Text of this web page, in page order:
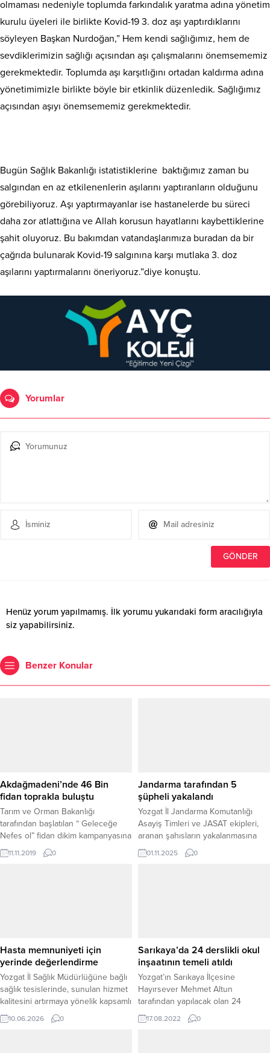
olmaması nedeniyle toplumda farkındalık yaratma adına yönetim
kurulu üyeleri ile birlikte Kovid-19 3. doz aşı yaptırdıklarını
söyleyen Başkan Nurdoğan,” Hem kendi sağlığımız, hem de
sevdiklerimizin sağlığı açısından aşı çalışmalarını önemsememiz
gerekmektedir. Toplumda aşı karşıtlığını ortadan kaldırma adına
yönetimimizle birlikte böyle bir etkinlik düzenledik. Sağlığımız
açısından aşıyı önemsememiz gerekmektedir.
Bugün Sağlık Bakanlığı istatistiklerine baktığımız zaman bu
salgından en az etkilenenlerin aşılarını yaptıranların olduğunu
görebiliyoruz. Aşı yaptırmayanlar ise hastanelerde bu süreci
daha zor atlattığına ve Allah korusun hayatlarını kaybettiklerine
şahit oluyoruz. Bu bakımdan vatandaşlarımıza buradan da bir
çağrıda bulunarak Kovid-19 salgınına karşı mutlaka 3. doz
aşılarını yaptırmalarını öneriyoruz.”diye konuştu.
Yorumlar
Henüz yorum yapılmamış. İlk yorumu yukarıdaki form aracılığıyla
siz yapabilirsiniz.
Benzer Konular
Akdağmadeni’nde 46 Bin
fidan toprakla buluştu
Tarım ve Orman Bakanlığı
tarafından başlatılan “ Geleceğe
Nefes ol” fidan dikim kampanyasına
Akdağmadeni İlçesinde 46 Bin
fidan dikimi yapılarak destek
11.11.2019 0
Jandarma tarafından 5
şüpheli yakalandı
Yozgat İl Jandarma Komutanlığı
Asayiş Timleri ve JASAT ekipleri,
aranan şahısların yakalanmasına
yönelik yürüttüğü çalışmalar
kapsamında önemli operasyonlara
bulunan N.K.’yi Yerköy ilçesinde...
01.11.2025 0
Hasta memnuniyeti için
yerinde değerlendirme
Yozgat İl Sağlık Müdürlüğüne bağlı
sağlık tesislerinde, sunulan hizmet
kalitesini artırmaya yönelik kapsamlı
denetimler gerçekleştirildi. Kamu
Hastaneleri Başkanlığı
10.06.2026 0
Sarıkaya’da 24 derslikli okul
inşaatının temeli atıldı
Yozgat’ın Sarıkaya İlçesine
Hayırsever Mehmet Altun
tarafından yapılacak olan 24
derslikli Türkan Altun ve Av.
Mehmet Altun Anadolu Lisesi okul
17.08.2022 0